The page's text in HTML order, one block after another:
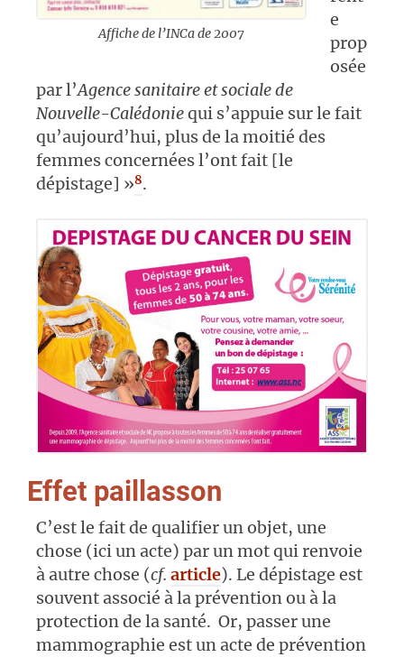
Affiche de l’INCa de 2007
e
prop
osée
par l’Agence sanitaire et sociale de
Nouvelle-Calédoniequi s’appuie sur le fait
qu’aujourd’hui, plus de la moitié des
femmes concernées l’ont fait [le
dépistage] »8.
Effet paillasson
C’est le fait de qualifier un objet, une
chose (ici un acte) par un mot qui renvoie
à autre chose (cf. article). Le dépistage est
souvent associé à la prévention ou à la
protection de la santé. Or, passer une
mammographie est un acte de prévention